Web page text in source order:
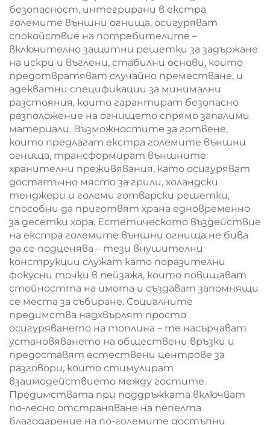
безопасност, интегрирани в екстра
големите външни огнища, осигуряват
спокойствие на потребителите –
включително защитни решетки за задържане
на искри и въглени, стабилни основи, които
предотвратяват случайно преместване, и
адекватни спецификации за минимални
разстояния, които гарантират безопасно
разположение на огнището спрямо запалими
материали. Възможностите за готвене,
които предлагат екстра големите външни
огнища, трансформират външните
хранителни преживявания, като осигуряват
достатъчно място за грили, холандски
тенджери и големи готварски решетки,
способни да приготвят храна едновременно
за десетки хора. Естетическото въздействие
на екстра големите външни огнища не бива
да се подценява – тези внушителни
конструкции служат като поразителни
фокусни точки в пейзажа, които повишават
стойността на имота и създават запомнящи
се места за събиране. Социалните
предимства надхвърлят просто
осигуряването на топлина – те насърчават
установяването на обществени връзки и
предоставят естествени центрове за
разговори, които стимулират
взаимодействието между гостите.
Предимствата при поддръжката включват
по-лесно отстраняване на пепелта
благодарение на по-големите достъпни